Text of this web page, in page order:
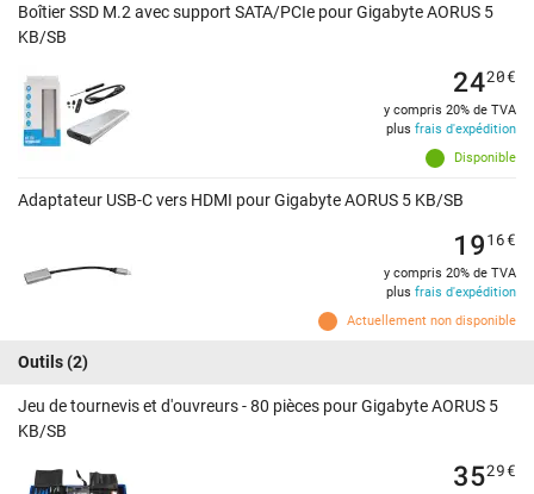
Boîtier SSD M.2 avec support SATA/PCIe pour Gigabyte AORUS 5
KB/SB
Disponible
2420€
y compris 20% de TVA
plus frais d'expédition
Adaptateur USB-C vers HDMI pour Gigabyte AORUS 5 KB/SB
Actuellement non disponible
1916€
y compris 20% de TVA
plus frais d'expédition
Outils(2)
Jeu de tournevis et d'ouvreurs - 80 pièces pour Gigabyte AORUS 5
KB/SB
3529€